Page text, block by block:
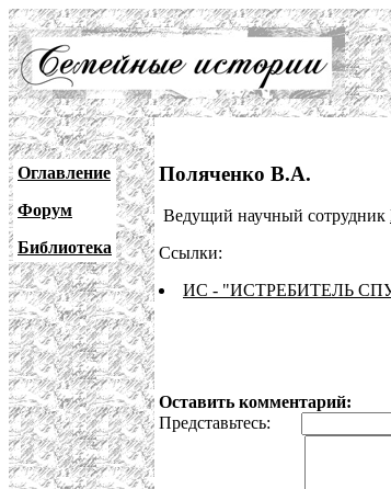
Оглавление
Форум
Библиотека
Поляченко В.А.
Ведущий научный сотрудник
Ссылки:
ИС - "ИСТРЕБИТЕЛЬ
Оставить комментарий:
Представьтесь: